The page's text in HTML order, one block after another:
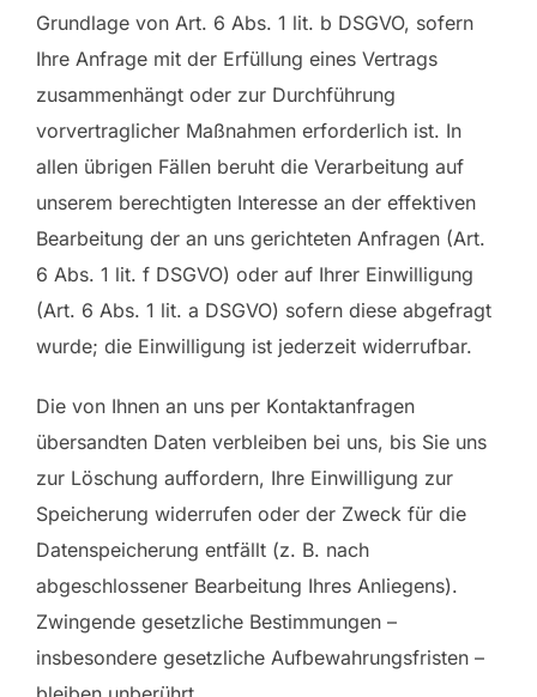
Grundlage von Art. 6 Abs. 1 lit. b DSGVO, sofern
Ihre Anfrage mit der Erfüllung eines Vertrags
zusammenhängt oder zur Durchführung
vorvertraglicher Maßnahmen erforderlich ist. In
allen übrigen Fällen beruht die Verarbeitung auf
unserem berechtigten Interesse an der effektiven
Bearbeitung der an uns gerichteten Anfragen (Art.
6 Abs. 1 lit. f DSGVO) oder auf Ihrer Einwilligung
(Art. 6 Abs. 1 lit. a DSGVO) sofern diese abgefragt
wurde; die Einwilligung ist jederzeit widerrufbar.
Die von Ihnen an uns per Kontaktanfragen
übersandten Daten verbleiben bei uns, bis Sie uns
zur Löschung auffordern, Ihre Einwilligung zur
Speicherung widerrufen oder der Zweck für die
Datenspeicherung entfällt (z. B. nach
abgeschlossener Bearbeitung Ihres Anliegens).
Zwingende gesetzliche Bestimmungen –
insbesondere gesetzliche Aufbewahrungsfristen –